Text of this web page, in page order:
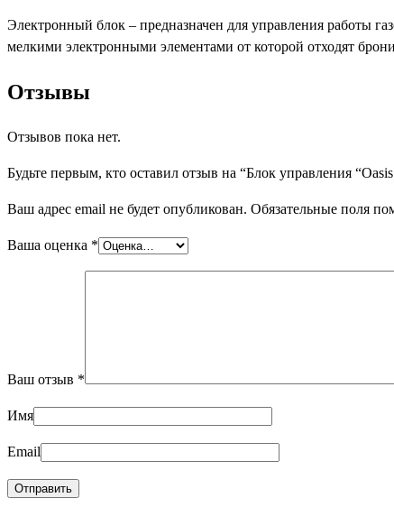
Электронный блок – предназначен для управления работы
мелкими электронными элементами от которой отходят
Отзывы
Отзывов пока нет.
Будьте первым, кто оставил отзыв на “Блок управления
Ваш адрес email не будет опубликован. Обязательные поля
Ваша оценка *
Ваш отзыв *
Имя
Email